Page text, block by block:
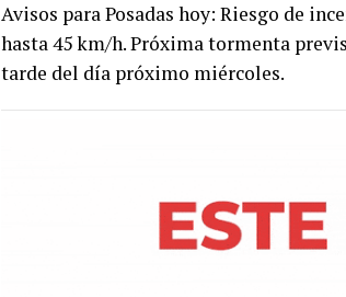
Avisos para Posadas hoy: Riesgo de
hasta 45 km/h. Próxima tormenta
tarde del día próximo miércoles.